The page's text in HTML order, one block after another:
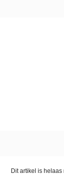
Dit artikel is